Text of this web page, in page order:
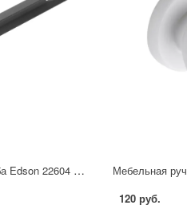
Мебельная ручка-скоба Edson 22604 96 мм черная
120 руб.